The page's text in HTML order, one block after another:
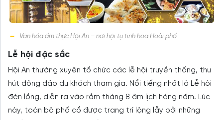
Văn hóa ẩm thực Hội An – nơi hội tụ tinh hoa Hoài phố
Lễ hội đặc sắc
Hội An thường xuyên tổ chức các lễ hội truyền thống, thu
hút đông đảo du khách tham gia. Nổi tiếng nhất là Lễ hội
đèn lồng, diễn ra vào rằm tháng 8 âm lịch hàng năm. Lúc
này, toàn bộ phố cổ được trang trí lộng lẫy bởi những